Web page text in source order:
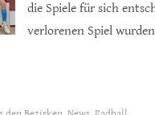
die Spiele für sich
verlorenen Spiel